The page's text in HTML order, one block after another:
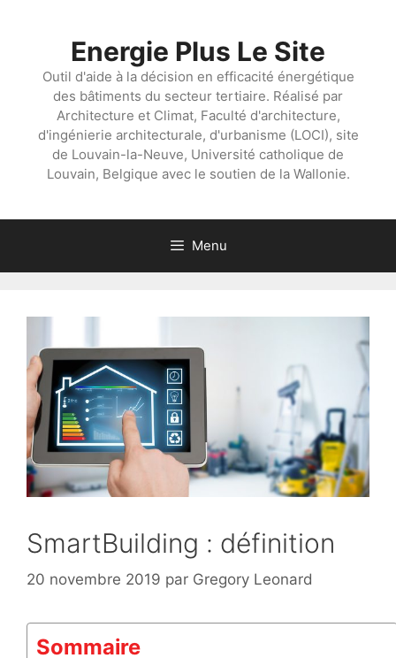
Energie Plus Le Site
Outil d'aide à la décision en efficacité énergétique
des bâtiments du secteur tertiaire. Réalisé par
Architecture et Climat, Faculté d'architecture,
d'ingénierie architecturale, d'urbanisme (LOCI), site
de Louvain-la-Neuve, Université catholique de
Louvain, Belgique avec le soutien de la Wallonie.
Menu
SmartBuilding : définition
20 novembre 2019 par Gregory Leonard
Sommaire